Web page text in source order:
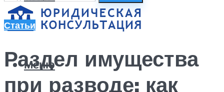
Меню
Статьи
Раздел имущества
при разводе: как